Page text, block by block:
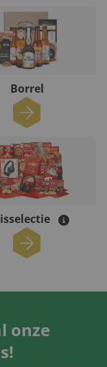
Borrel
onze